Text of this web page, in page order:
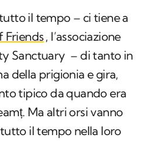
il tempo – ci tiene a
Friends, l’associazione
Sanctuary – di tanto in
della prigionia e gira,
tipico da quando era
Ma altri orsi vanno
il tempo nella loro